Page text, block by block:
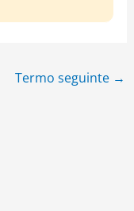
Termo seguinte →